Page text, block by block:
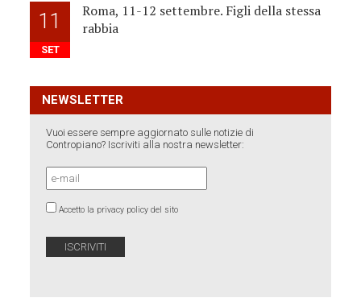
11
SET
Roma, 11-12 settembre. Figli della stessa
rabbia
NEWSLETTER
Vuoi essere sempre aggiornato sulle notizie di
Contropiano? Iscriviti alla nostra newsletter:
Accetto la privacy policy del sito